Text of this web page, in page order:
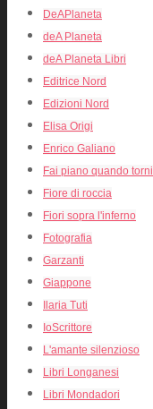
DeAPlaneta
deA Planeta
deA Planeta Libri
Editrice Nord
Edizioni Nord
Elisa Origi
Enrico Galiano
Fai piano quando torni
Fiore di roccia
Fiori sopra l'inferno
Fotografia
Garzanti
Giappone
Ilaria Tuti
IoScrittore
L'amante silenzioso
Libri Longanesi
Libri Mondadori